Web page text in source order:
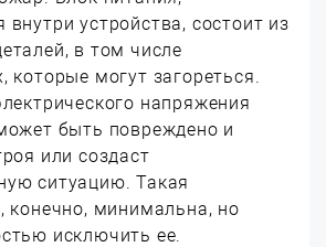
внутри устройства, состоит из
в том числе
которые могут загореться.
напряжения
быть повреждено и
или создаст
ситуацию. Такая
конечно, минимальна, но
исключить ее.